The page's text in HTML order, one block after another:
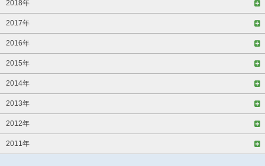
2018年
2017年
2016年
2015年
2014年
2013年
2012年
2011年